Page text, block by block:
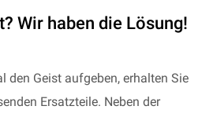
Wir haben die Lösung!
den Geist aufgeben, erhalten Sie
Ersatzteile. Neben der